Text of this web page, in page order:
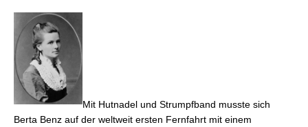
Mit Hutnadel und Strumpfband musste sich
Berta Benz auf der weltweit ersten Fernfahrt mit einem